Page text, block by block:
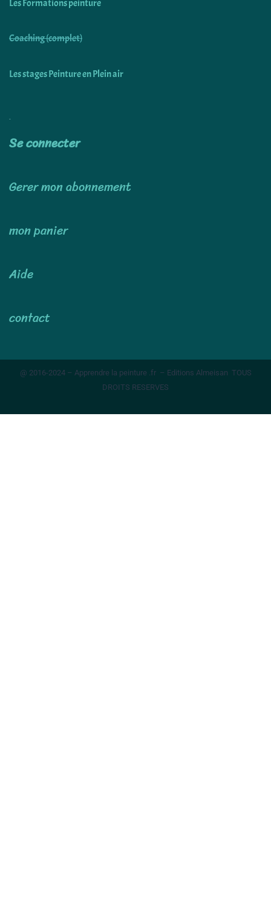
Coaching (complet)
Les stages Peinture en Plein air
Se connecter
Gerer mon abonnement
mon panier
Aide
contact
@ 2016-2024 – Apprendre la peinture .fr – Editions Almeisan TOUS
DROITS RESERVES